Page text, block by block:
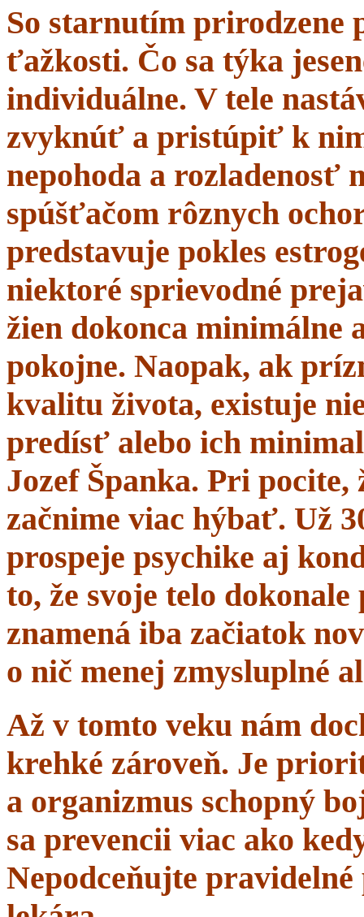
So starnutím prirodzene
ťažkosti. Čo sa týka
individuálne. V tele
zvyknúť a pristúpiť k
nepohoda a
spúšťačom rôznych
predstavuje pokles
niektoré sprievodné
žien dokonca minimálne
pokojne. Naopak, ak
kvalitu života, existuje
predísť alebo ich
Jozef Španka. Pri
začnime viac hýbať. Už
prospeje psychike aj
to, že svoje telo dokonale
znamená iba začiatok
o nič menej zmysluplné
Až v tomto veku nám
krehké zároveň. Je
a organizmus schopný
sa prevencii viac ako
Nepodceňujte